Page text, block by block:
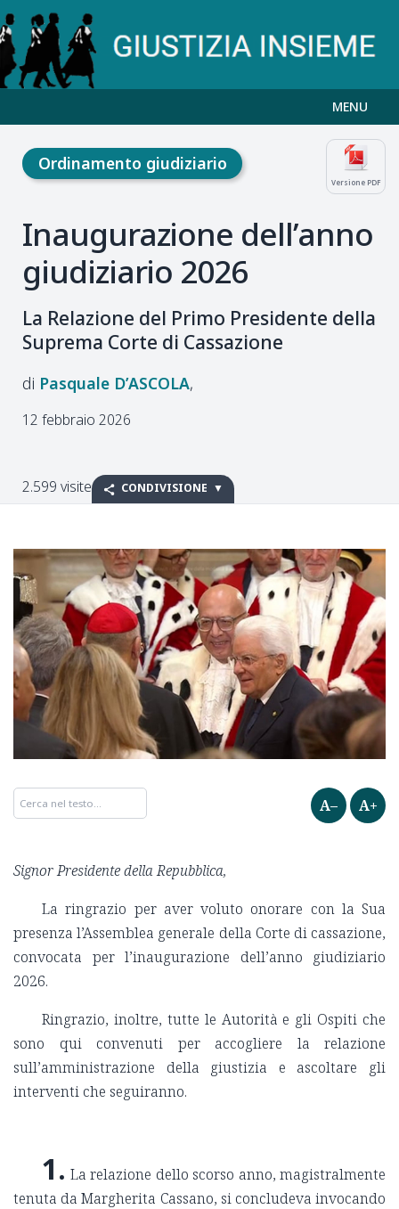
MENU
Versione PDF
Ordinamento giudiziario
Inaugurazione dell’anno
giudiziario 2026
La Relazione del Primo Presidente della
Suprema Corte di Cassazione
Pasquale D’ASCOLA
12 febbraio 2026
2.599 visite CONDIVISIONE
A– A+
Signor Presidente della Repubblica,
La ringrazio per aver voluto onorare con la Sua
presenza l’Assemblea generale della Corte di cassazione,
convocata per l’inaugurazione dell’anno giudiziario
2026.
Ringrazio, inoltre, tutte le Autorità e gli Ospiti che
sono qui convenuti per accogliere la relazione
sull’amministrazione della giustizia e ascoltare gli
interventi che seguiranno.
1. La relazione dello scorso anno, magistralmente
tenuta da Margherita Cassano, si concludeva invocando